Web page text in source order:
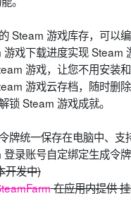
Steam 游戏库存，可以
戏下载进度实现 Steam
游戏，让您不用安装
游戏云存档，随时删
锁 Steam 游戏成就。
牌统一保存在电脑中、支
录账号自定绑定生成令
开发中)
在应用内提供